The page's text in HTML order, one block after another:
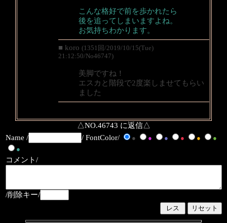
こんな格好で前を歩かれたら
後を追ってしまいますよね。
お気持ちわかります。
■ koro (1351回/2019/10/15(Tue)
21:12:50/No46747)
美脚ですね！
エスカと階段で2度楽しませてもらい
ました
△NO.46743 に返信△
Name /
/ FontColor/ ● ● ● ● ●
●
●
コメント/
/削除キー/